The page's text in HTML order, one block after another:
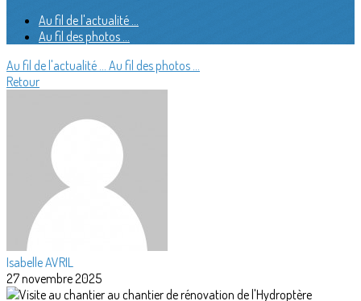
Au fil de l'actualité ...
Au fil des photos ...
Au fil de l'actualité ... Au fil des photos ...
Retour
Isabelle AVRIL
27 novembre 2025